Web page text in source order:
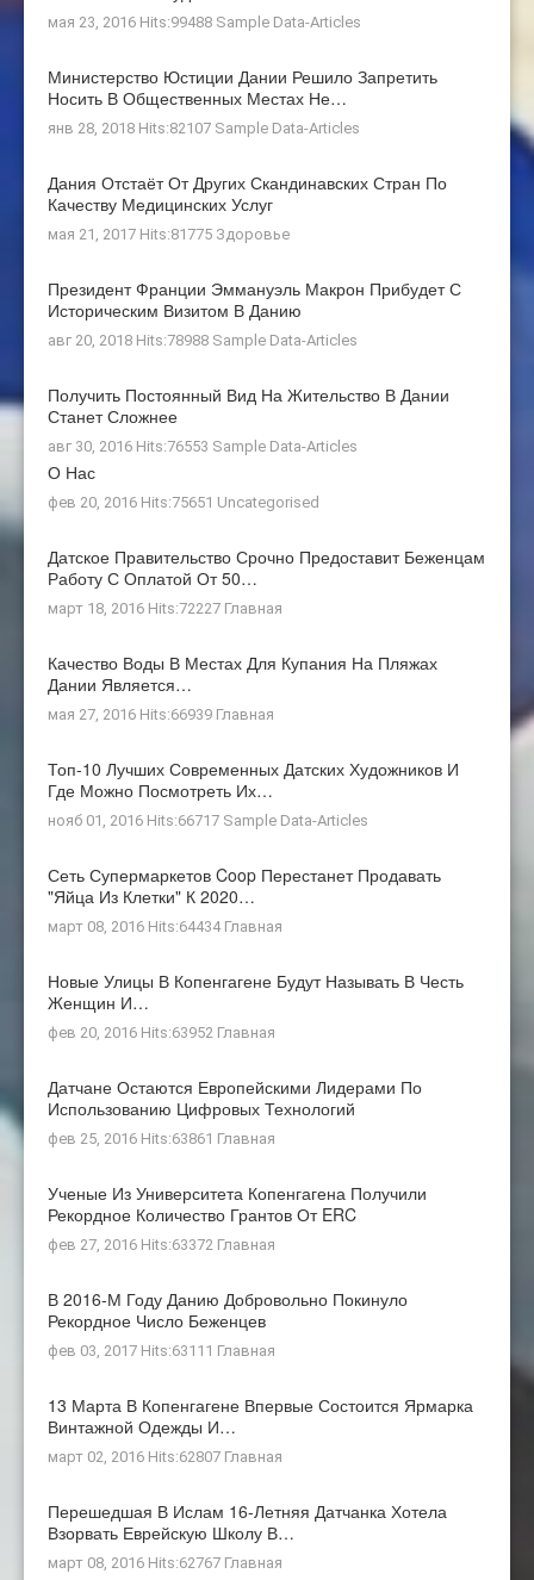
мая 23, 2016 Hits:99488 Sample Data-Articles
Министерство Юстиции Дании Решило Запретить
Носить В Общественных Местах Не…
янв 28, 2018 Hits:82107 Sample Data-Articles
Дания Отстаёт От Других Скандинавских Стран По
Качеству Медицинских Услуг
мая 21, 2017 Hits:81775 Здоровье
Президент Франции Эммануэль Макрон Прибудет С
Историческим Визитом В Данию
авг 20, 2018 Hits:78988 Sample Data-Articles
Получить Постоянный Вид На Жительство В Дании
Станет Сложнее
авг 30, 2016 Hits:76553 Sample Data-Articles
О Нас
фев 20, 2016 Hits:75651 Uncategorised
Датское Правительство Срочно Предоставит Беженцам
Работу С Оплатой От 50…
март 18, 2016 Hits:72227 Главная
Качество Воды В Местах Для Купания На Пляжах
Дании Является…
мая 27, 2016 Hits:66939 Главная
Топ-10 Лучших Современных Датских Художников И
Где Можно Посмотреть Их…
нояб 01, 2016 Hits:66717 Sample Data-Articles
Сеть Супермаркетов Coop Перестанет Продавать
"яйца Из Клетки" К 2020…
март 08, 2016 Hits:64434 Главная
Новые Улицы В Копенгагене Будут Называть В Честь
Женщин И…
фев 20, 2016 Hits:63952 Главная
Датчане Остаются Европейскими Лидерами По
Использованию Цифровых Технологий
фев 25, 2016 Hits:63861 Главная
Ученые Из Университета Копенгагена Получили
Рекордное Количество Грантов От ERC
фев 27, 2016 Hits:63372 Главная
В 2016-М Году Данию Добровольно Покинуло
Рекордное Число Беженцев
фев 03, 2017 Hits:63111 Главная
13 Марта В Копенгагене Впервые Состоится Ярмарка
Винтажной Одежды И…
март 02, 2016 Hits:62807 Главная
Перешедшая В Ислам 16-Летняя Датчанка Хотела
Взорвать Еврейскую Школу В…
март 08, 2016 Hits:62767 Главная